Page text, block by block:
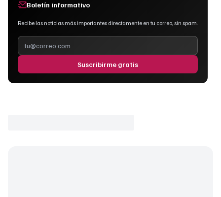
Boletín informativo
Recibe las noticias más importantes directamente en tu correo, sin spam.
Suscribirme gratis